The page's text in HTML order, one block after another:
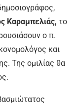
Καραμπελιάς, το
ο π.
και
Της ομιλίας θα